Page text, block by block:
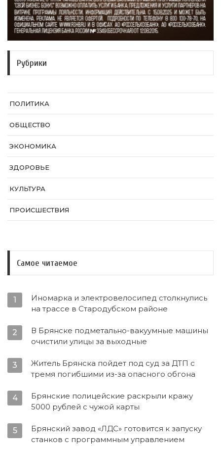
Рубрики
ПОЛИТИКА
ОБЩЕСТВО
ЭКОНОМИКА
ЗДОРОВЬЕ
КУЛЬТУРА
ПРОИСШЕСТВИЯ
Самое читаемое
1
Иномарка и электровелосипед столкнулись
на трассе в Стародубском районе
2
В Брянске подметально-вакуумные машины
очистили улицы за выходные
3
Житель Брянска пойдет под суд за ДТП с
тремя погибшими из-за опасного обгона
4
Брянские полицейские раскрыли кражу
5000 рублей с чужой карты
5
Брянский завод «ЛДС» готовится к запуску
станков с программным управлением